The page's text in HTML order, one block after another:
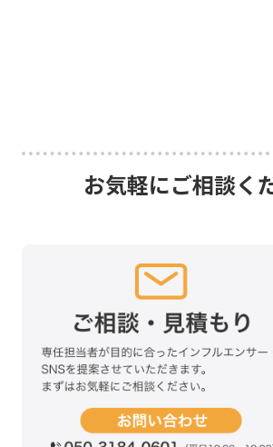
お気軽にご相談く